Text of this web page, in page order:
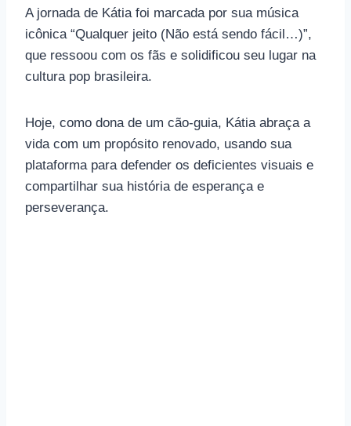
A jornada de Kátia foi marcada por sua música
icônica “Qualquer jeito (Não está sendo fácil…)”,
que ressoou com os fãs e solidificou seu lugar na
cultura pop brasileira.
Hoje, como dona de um cão-guia, Kátia abraça a
vida com um propósito renovado, usando sua
plataforma para defender os deficientes visuais e
compartilhar sua história de esperança e
perseverança.